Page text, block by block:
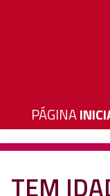
PÁGINA
TEM